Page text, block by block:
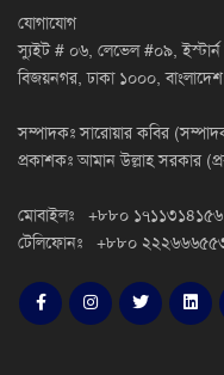
যোগাযোগ
স্যুইট # ০৬, লেভেল #০৯,
বিজয়নগর, ঢাকা ১০০০,
সম্পাদকঃ সারোয়ার কবির
প্রকাশকঃ আমান উল্লাহ সরকার
মোবাইলঃ +৮৮০ ১৭১১৩১৪১৫৬
টেলিফোনঃ +৮৮০